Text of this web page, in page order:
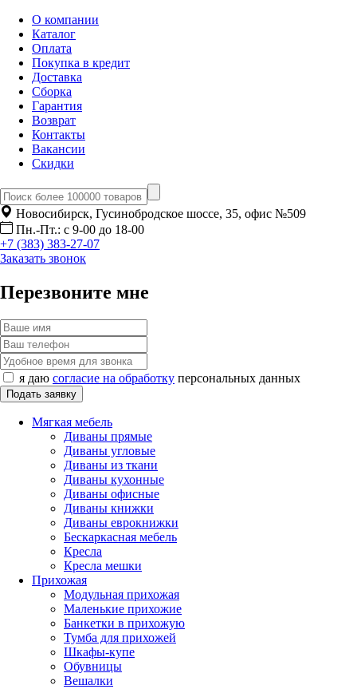
О компании
Каталог
Оплата
Покупка в кредит
Доставка
Сборка
Гарантия
Возврат
Контакты
Вакансии
Скидки
Новосибирск, Гусинобродское шоссе, 35, офис №509
Пн.-Пт.: с 9-00 до 18-00
+7 (383) 383-27-07
Заказать звонок
Перезвоните мне
я даю согласие на обработку персональных данных
Мягкая мебель
Диваны прямые
Диваны угловые
Диваны из ткани
Диваны кухонные
Диваны офисные
Диваны книжки
Диваны еврокнижки
Бескаркасная мебель
Кресла
Кресла мешки
Прихожая
Модульная прихожая
Маленькие прихожие
Банкетки в прихожую
Тумба для прихожей
Шкафы-купе
Обувницы
Вешалки